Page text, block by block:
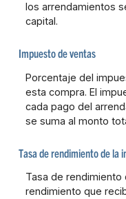
los arrendamientos
capital.
Impuesto de ventas
Porcentaje del
esta compra. El
cada pago del
se suma al monto
Tasa de rendimiento de la
Tasa de rendimiento
rendimiento que